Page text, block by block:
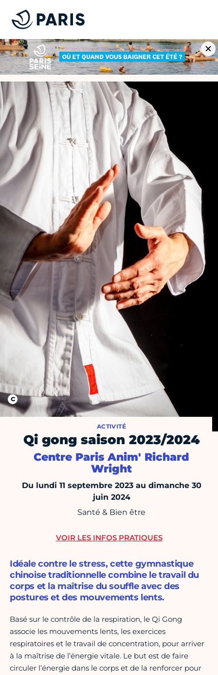
ACTIVITÉ
Qi gong saison 2023/2024
Centre Paris Anim' Richard
Wright
Du lundi 11 septembre 2023 au dimanche 30
juin 2024
Santé & Bien être
Idéale contre le stress, cette gymnastique
chinoise traditionnelle combine le travail du
corps et la maîtrise du souffle avec des
postures et des mouvements lents.
Basé sur le contrôle de la respiration, le Qi Gong
associe les mouvements lents, les exercices
respiratoires et le travail de concentration, pour arriver
à la maîtrise de l’énergie vitale. Le but est de faire
circuler l’énergie dans le corps et de la renforcer pour
VOIR LES INFOS PRATIQUES